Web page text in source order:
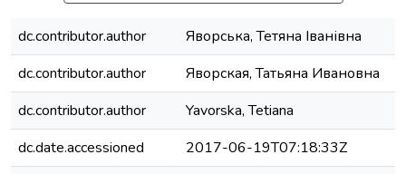
dc.contributor.author
Яворська, Тетяна Іванівна
dc.contributor.author
Яворская, Татьяна Ивановна
dc.contributor.author
Yavorska, Tetiana
dc.date.accessioned
2017-06-19T07:18:33Z